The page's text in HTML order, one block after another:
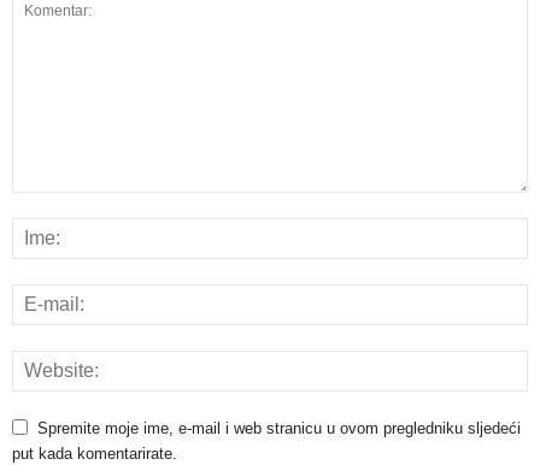
Spremite moje ime, e-mail i web stranicu u ovom pregledniku sljedeći
put kada komentarirate.